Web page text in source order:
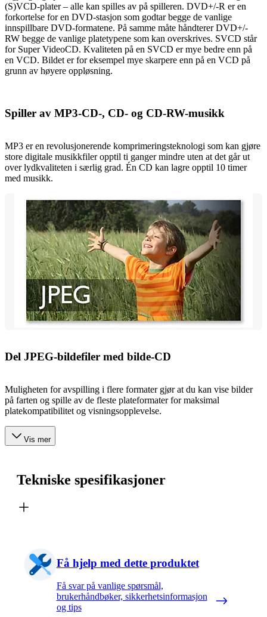
(S)VCD-plater – alle kan spilles av på spilleren. DVD+/-R er en
forkortelse for en DVD-stasjon som godtar begge de vanlige
innspillbare DVD-formatene. På samme måte håndterer DVD+/-
RW begge de vanlige platetypene som kan overskrives. SVCD står
for Super VideoCD. Kvaliteten på en SVCD er mye bedre enn på
en VCD. Bildet er for eksempel mye skarpere enn på en VCD på
grunn av høyere oppløsning.
Spiller av MP3-CD-, CD- og CD-RW-musikk
MP3 er en revolusjonerende komprimeringsteknologi som kan gjøre
store digitale musikkfiler opptil ti ganger mindre uten at det går ut
over lydkvaliteten i særlig grad. Én CD kan lagre opptil 10 timer
med musikk.
Del JPEG-bildefiler med bilde-CD
Muligheten for avspilling i flere formater gjør at du kan vise bilder
på farten og spille av de fleste plateformater for maksimal
platekompatibilitet og visningsopplevelse.
Vis mer
Tekniske spesifikasjoner
Få hjelp med dette produktet
Få svar på vanlige spørsmål,
brukerhåndbøker, sikkerhetsinformasjon
og tips